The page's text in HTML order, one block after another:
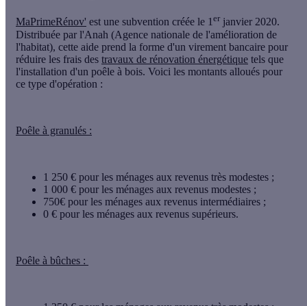
MaPrimeRénov' est une subvention créée le 1er janvier 2020.
Distribuée par l'Anah (Agence nationale de l'amélioration de
l'habitat), cette aide prend la forme d'un virement bancaire pour
réduire les frais des travaux de rénovation énergétique tels que
l'installation d'un poêle à bois. Voici les montants alloués pour
ce type d'opération :
Poêle à granulés :
1 250 € pour les ménages aux revenus très modestes ;
1 000 € pour les ménages aux revenus modestes ;
750€ pour les ménages aux revenus intermédiaires ;
0 € pour les ménages aux revenus supérieurs.
Poêle à bûches :